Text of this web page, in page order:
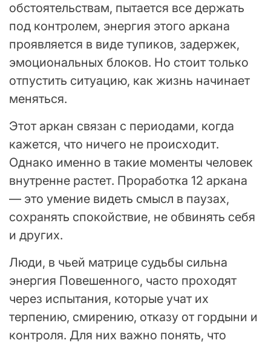
обстоятельствам, пытается все держать
под контролем, энергия этого аркана
проявляется в виде тупиков, задержек,
эмоциональных блоков. Но стоит только
отпустить ситуацию, как жизнь начинает
меняться.
Этот аркан связан с периодами, когда
кажется, что ничего не происходит.
Однако именно в такие моменты человек
внутренне растет. Проработка 12 аркана
— это умение видеть смысл в паузах,
сохранять спокойствие, не обвинять себя
и других.
Люди, в чьей матрице судьбы сильна
энергия Повешенного, часто проходят
через испытания, которые учат их
терпению, смирению, отказу от гордыни и
контроля. Для них важно понять, что